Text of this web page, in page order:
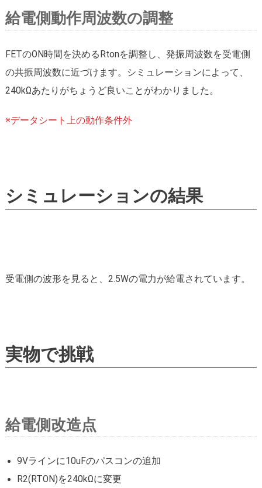
給電側動作周波数の調整
FETのON時間を決めるRtonを調整し、発振周波数を受電側
の共振周波数に近づけます。シミュレーションによって、
240kΩあたりがちょうど良いことがわかりました。
※データシート上の動作条件外
シミュレーションの結果
受電側の波形を見ると、2.5Wの電力が給電されています。
実物で挑戦
給電側改造点
9Vラインに10uFのパスコンの追加
R2(RTON)を240kΩに変更